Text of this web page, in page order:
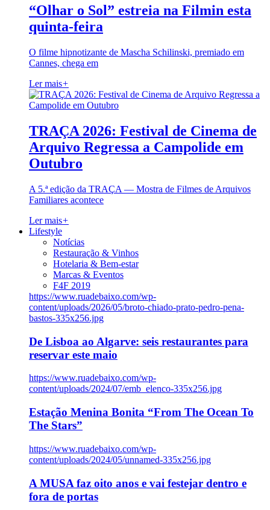
“Olhar o Sol” estreia na Filmin esta
quinta-feira
O filme hipnotizante de Mascha Schilinski, premiado em
Cannes, chega em
Ler mais+
TRAÇA 2026: Festival de Cinema de
Arquivo Regressa a Campolide em
Outubro
A 5.ª edição da TRAÇA — Mostra de Filmes de Arquivos
Familiares acontece
Ler mais+
Lifestyle
Notícias
Restauração & Vinhos
Hotelaria & Bem-estar
Marcas & Eventos
F4F 2019
https://www.ruadebaixo.com/wp-
content/uploads/2026/05/broto-chiado-prato-pedro-pena-
bastos-335x256.jpg
De Lisboa ao Algarve: seis restaurantes para
reservar este maio
https://www.ruadebaixo.com/wp-
content/uploads/2024/07/emb_elenco-335x256.jpg
Estação Menina Bonita “From The Ocean To
The Stars”
https://www.ruadebaixo.com/wp-
content/uploads/2024/05/unnamed-335x256.jpg
A MUSA faz oito anos e vai festejar dentro e
fora de portas